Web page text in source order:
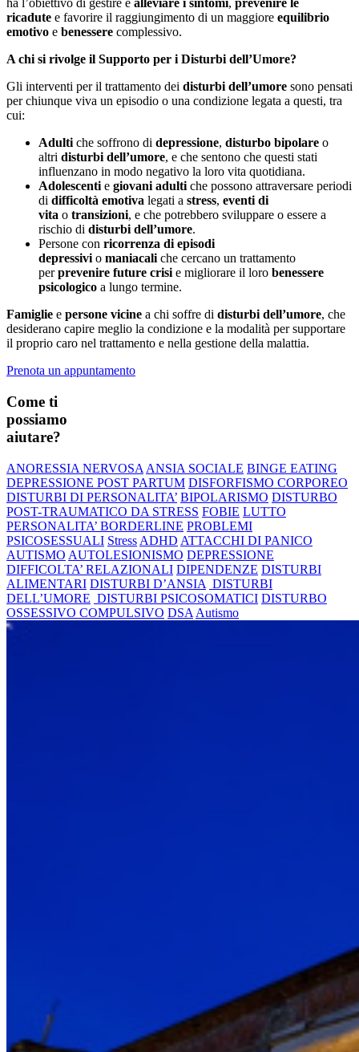
ha l’obiettivo di gestire e alleviare i sintomi, prevenire le
ricadute e favorire il raggiungimento di un maggiore equilibrio
emotivo e benessere complessivo.
A chi si rivolge il Supporto per i Disturbi dell’Umore?
Gli interventi per il trattamento dei disturbi dell’umore sono pensati
per chiunque viva un episodio o una condizione legata a questi, tra
cui:
Adultiche soffrono di depressione, disturbo bipolare o
altri disturbi dell’umore, e che sentono che questi stati
influenzano in modo negativo la loro vita quotidiana.
Adolescentie giovani adultiche possono attraversare periodi
di difficoltà emotiva legati a stress, eventi di
vita o transizioni, e che potrebbero sviluppare o essere a
rischio di disturbi dell’umore.
Persone con ricorrenza di episodi
depressivio maniacaliche cercano un trattamento
perprevenire future crisie migliorare il loro benessere
psicologico a lungo termine.
Famiglie e persone vicine a chi soffre di disturbi dell’umore, che
desiderano capire meglio la condizione e la modalità per supportare
il proprio caro nel trattamento e nella gestione della malattia.
Prenota un appuntamento
Come ti
possiamo
aiutare?
ANORESSIA NERVOSA ANSIA SOCIALE BINGE EATING
DEPRESSIONE POST PARTUM DISFORFISMO CORPOREO
DISTURBI DI PERSONALITA’ BIPOLARISMO DISTURBO
POST-TRAUMATICO DA STRESS FOBIE LUTTO
PERSONALITA’ BORDERLINE PROBLEMI
PSICOSESSUALI Stress ADHD ATTACCHI DI PANICO
AUTISMO AUTOLESIONISMO DEPRESSIONE
DIFFICOLTA’ RELAZIONALI DIPENDENZE DISTURBI
ALIMENTARI DISTURBI D’ANSIA DISTURBI
DELL’UMORE DISTURBI PSICOSOMATICI DISTURBO
OSSESSIVO COMPULSIVO DSA Autismo